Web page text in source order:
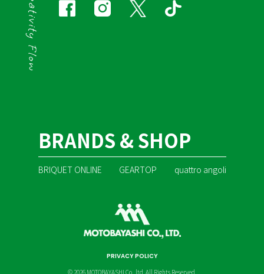
BRANDS & SHOP
BRIQUET ONLINE GEARTOP quattro angoli
PRIVACY POLICY
© 2026 MOTOBAYASHI Co., ltd. All Rights Reserved.